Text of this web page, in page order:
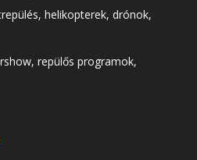
helikopterek, drónok,
repülős programok,